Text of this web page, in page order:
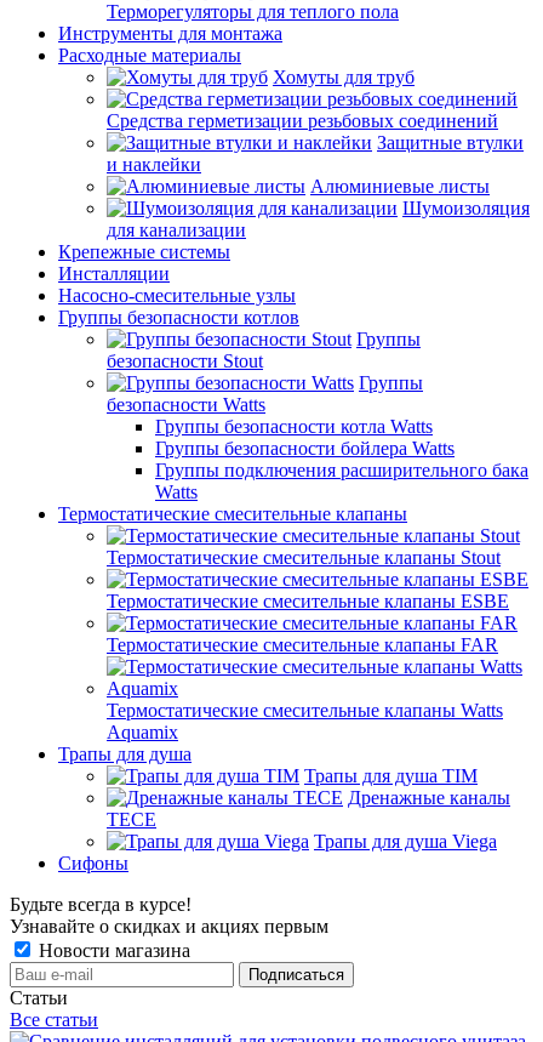
Терморегуляторы для теплого пола
Инструменты для монтажа
Расходные материалы
Хомуты для труб
Средства герметизации резьбовых соединений
Защитные втулки
и наклейки
Алюминиевые листы
Шумоизоляция
для канализации
Крепежные системы
Инсталляции
Насосно-смесительные узлы
Группы безопасности котлов
Группы
безопасности Stout
Группы
безопасности Watts
Группы безопасности котла Watts
Группы безопасности бойлера Watts
Группы подключения расширительного бака
Watts
Термостатические смесительные клапаны
Термостатические смесительные клапаны Stout
Термостатические смесительные клапаны ESBE
Термостатические смесительные клапаны FAR
Термостатические смесительные клапаны Watts
Aquamix
Трапы для душа
Трапы для душа TIM
Дренажные каналы
TECE
Трапы для душа Viega
Сифоны
Будьте всегда в курсе!
Узнавайте о скидках и акциях первым
Новости магазина
Статьи
Все статьи